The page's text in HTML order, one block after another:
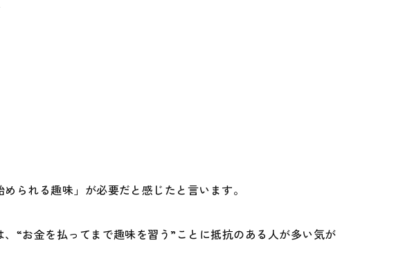
られる趣味」が必要だと感じたと言います。
“お金を払ってまで趣味を習う”ことに抵抗のある人が多い気が